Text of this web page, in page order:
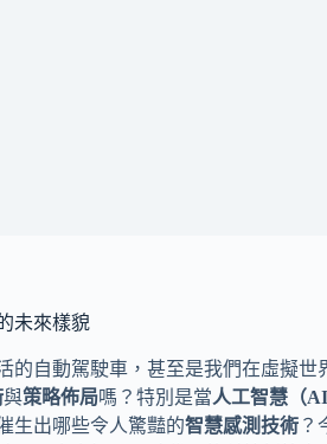
未來樣貌
自動駕駛車，甚至是我們在虛擬世
與策略佈局嗎？特別是當人工智慧（AI
生出哪些令人驚豔的智慧感測技術 ？